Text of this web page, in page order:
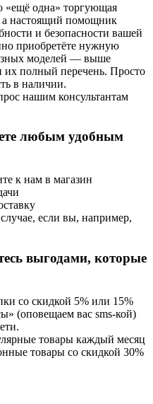
одна» торгующая
а настоящий помощник
и безопасности вашей
приобретёте нужную
моделей — выше
их полный перечень. Просто
в наличии.
нашим консультантам
любым удобным
к нам в магазин
если вы, например,
выгодами, которые
со скидкой 5% или 15%
(оповещаем вас sms-кой)
товары каждый месяц
товары со скидкой 30%